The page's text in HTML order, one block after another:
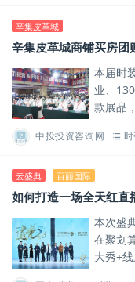
辛集皮革城
辛集皮革城商铺买房团
本届时
业、
款展品
宴。
中投投资咨询网
云盛典 百丽国际
如何打造一场全天红直
本次盛
在聚划
大秀+